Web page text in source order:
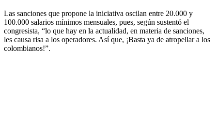
Las sanciones que propone la iniciativa oscilan entre 20.000 y
100.000 salarios mínimos mensuales, pues, según sustentó el
congresista, “lo que hay en la actualidad, en materia de sanciones,
les causa risa a los operadores. Así que, ¡Basta ya de atropellar a los
colombianos!”.